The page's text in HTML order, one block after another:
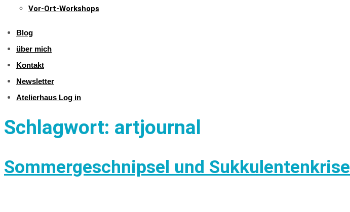
Vor-Ort-Workshops
Blog
über mich
Kontakt
Newsletter
Atelierhaus Log in
Schlagwort: artjournal
Sommergeschnipsel und Sukkulentenkrise